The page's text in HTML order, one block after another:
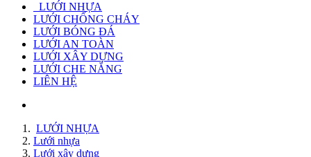
LƯỚI NHỰA
LƯỚI CHỐNG CHÁY
LƯỚI BÓNG ĐÁ
LƯỚI AN TOÀN
LƯỚI XÂY DỰNG
LƯỚI CHE NẮNG
LIÊN HỆ
LƯỚI NHỰA
Lưới nhựa
Lưới xây dựng